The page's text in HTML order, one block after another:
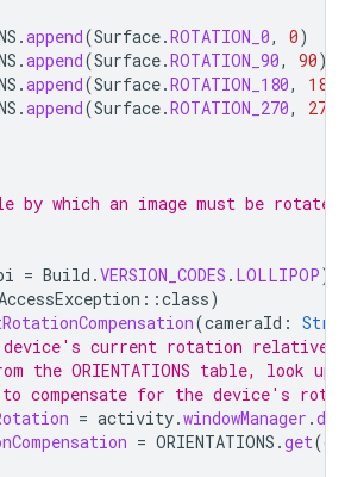
.append(Surface.ROTATION_0, 0)
.append(Surface.ROTATION_90, 90)
.append(Surface.ROTATION_180, 180
.append(Surface.ROTATION_270, 270
by which an image must be
= Build .VERSION_CODES . LOLLIPOP)
::class)
(cameraId :
current rotation
the ORIENTATIONS table, look
compensate for the device's
= activity.windowManager .
= ORIENTATIONS .get(